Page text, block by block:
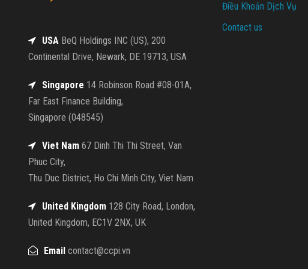
USA BeQ Holdings INC (US), 200
Continental Drive, Newark, DE 19713, USA
Singapore 14 Robinson Road #08-01A,
Far East Finance Building,
Singapore (048545)
Viet Nam 67 Dinh Thi Thi Street, Van
Phuc City,
Thu Duc District, Ho Chi Minh City, Viet Nam
United Kingdom 128 City Road, London,
United Kingdom, EC1V 2NX, UK
Email contact@ccpi.vn
Điều Khoản Dịch Vụ
Contact us